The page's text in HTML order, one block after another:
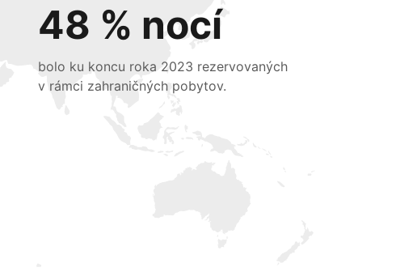
48 % nocí
bolo ku koncu roka 2023 rezervovaných
v rámci zahraničných pobytov.